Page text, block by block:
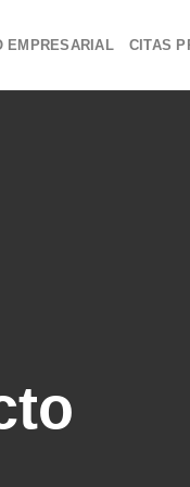
EMPRESARIAL CITAS